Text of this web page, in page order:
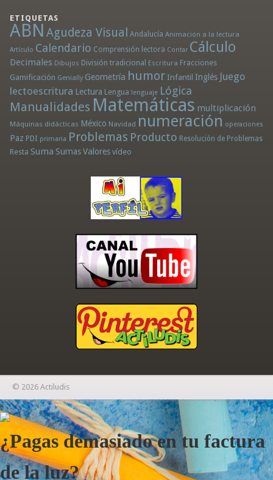
ETIQUETAS
ABN Agudeza Visual Andalucía Animación a la lectura
Artículo Calendario Comprensión lectora Contar Cálculo
Decimales Dibujos División tradicional Escritura Fracciones
Gamificación Genially Geometría humor Infantil Inglés Juego
lectoescritura Lectura Lengua lenguaje Lógica
Manualidades Matemáticas multiplicación
Máquinas didácticas México Navidad numeración operaciones
Paz PDI primaria Problemas Producto Resolución de Problemas
Resta Suma Sumas Valores vídeo
© 2026 Actiludis
×
¿Pagas demasiado en tu factura
de la luz?